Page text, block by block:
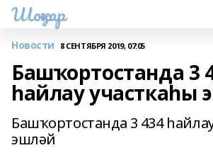
Шоңҡар
Новости 8 СЕНТЯБРЯ 2019, 07:05
Башҡортостанда 3
һайлау участкаһы
Башҡортостанда 3 434
эшләй